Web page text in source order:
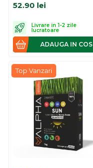
52.90 lei
Livrare in 1-2 zile
lucratoare
ADAUGA IN COS
Top Vanzari